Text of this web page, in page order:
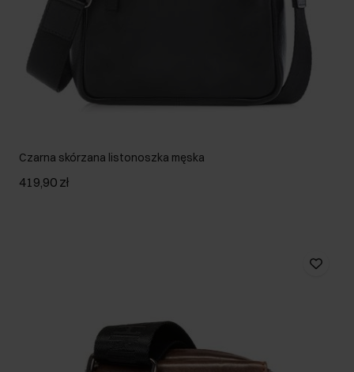
Czarna skórzana listonoszka męska
419,90 zł